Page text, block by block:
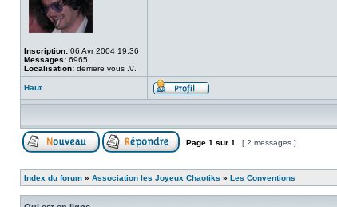
Inscription: 06 Avr 2004 19:36
Messages: 6965
Localisation: derriere vous .\/.
Haut
Page 1 sur 1 [ 2 messages ]
Index du forum » Association les Joyeux Chaotiks » Les Conventions